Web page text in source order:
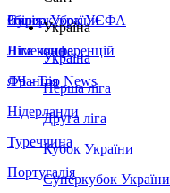
Збірна України
Італія
Німеччина
Франція
Нідерланди
Туреччина
Португалія
Суперкубок УЄФА
Ліга конференцій
ЛЧ - Top News
Україна
Україна
Перша ліга
Друга ліга
Кубок України
Суперкубок України